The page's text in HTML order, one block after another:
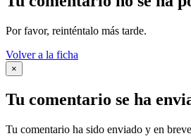
Por favor, reinténtalo más tarde.
Volver a la ficha
×
Tu comentario se ha
Tu comentario ha sido enviado y en